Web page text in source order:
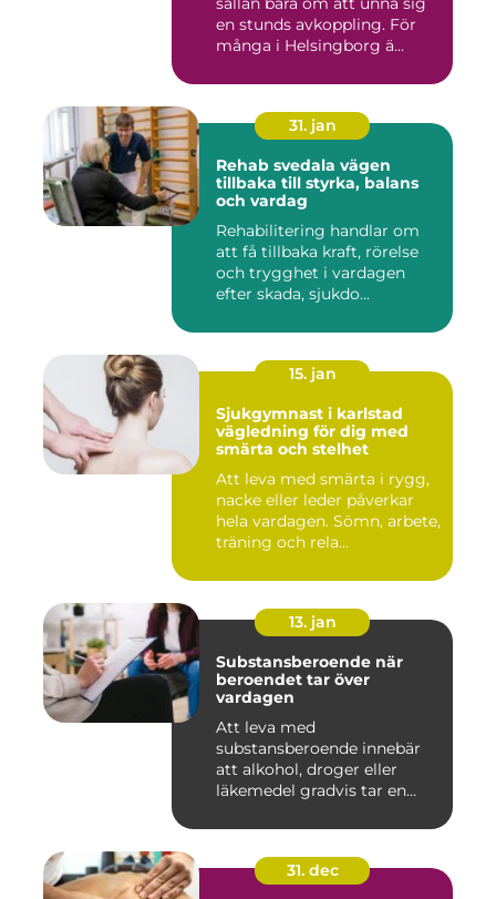
en stunds avkoppling. För
många i Helsingborg ä...
31. jan
Rehab svedala vägen
tillbaka till styrka, balans
och vardag
Rehabilitering handlar om
att få tillbaka kraft, rörelse
och trygghet i vardagen
efter skada, sjukdo...
15. jan
Sjukgymnast i karlstad
vägledning för dig med
smärta och stelhet
Att leva med smärta i rygg,
nacke eller leder påverkar
hela vardagen. Sömn, arbete,
träning och rela...
13. jan
Substansberoende när
beroendet tar över
vardagen
Att leva med
substansberoende innebär
att alkohol, droger eller
läkemedel gradvis tar en
31. dec